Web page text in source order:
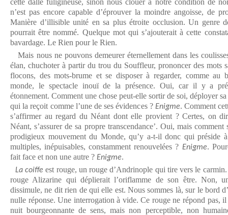
cette dalle fuligineuse, sinon nous clouer à notre condition de
n’est pas encore capable d’éprouver la moindre angoisse, de
Manière d’illisible unité en sa plus étroite occlusion. Un genre
pourrait être nommé. Quelque mot qui s’ajouterait à cette
bavardage. Le Rien pour le Rien.
Mais nous ne pouvons demeurer éternellement dans les
élan, chuchoter à partir du trou du Souffleur, prononcer des mots
flocons, des mots-brume et se disposer à regarder, comme au
monde, le spectacle inouï de la présence. Oui, car il y a
étonnement. Comment une chose peut-elle sortir de soi, déployer
qui la reçoit comme l’une de ses évidences ? Enigme. Comment
s’affirmer au regard du Néant dont elle provient ? Certes, on
Néant, s’assurer de sa propre transcendance’. Oui, mais
prodigieux mouvement du Monde, qu’y a-t-il donc qui préside à
multiples, inépuisables, constamment renouvelées ? Enigme.
fait face et non une autre ? Enigme.
La coiffe est rouge, un rouge d’Andrinople qui tire vers le
rouge Alizarine qui déplierait l’oriflamme de son être. Non,
dissimule, ne dit rien de qui elle est. Nous sommes là, sur le bord
nulle réponse. Une interrogation à vide. Ce rouge ne répond pas,
nuit bourgeonnante de sens, mais non perceptible, non